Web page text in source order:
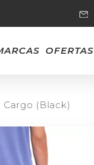
OFERTAS
(Black)